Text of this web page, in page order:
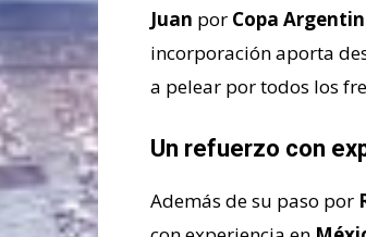
Juan por Copa
incorporación aporta
a pelear por todos los
Un refuerzo con
Además de su paso por